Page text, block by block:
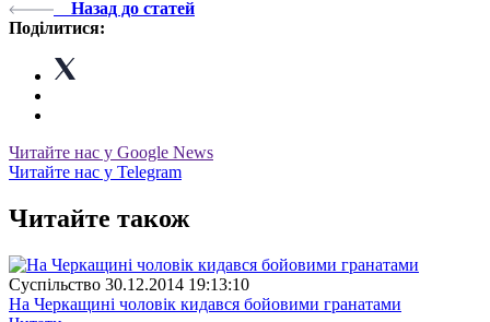
Назад до статей
Поділитися:
Читайте нас у Google News
Читайте нас у Telegram
Читайте також
Суспiльство 30.12.2014 19:13:10
На Черкащині чоловік кидався бойовими гранатами